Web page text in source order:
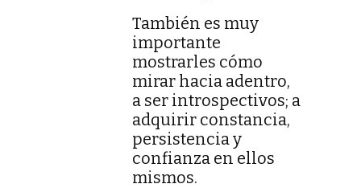
También es muy
importante
mostrarles cómo
mirar hacia adentro,
a ser introspectivos; a
adquirir constancia,
persistencia y
confianza en ellos
mismos.